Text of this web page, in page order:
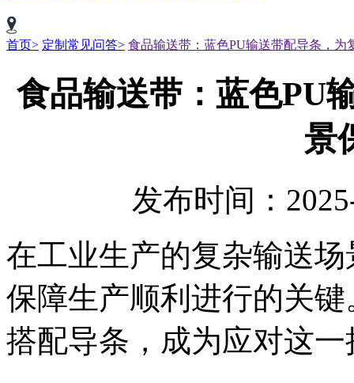
首页> 定制常见问答> 食品输送带：蓝色PU输送带配导条，为
食品输送带：蓝色PU
景
发布时间：
在工业生产的复杂输送
保障生产顺利进行的关
搭配导条，成为应对这